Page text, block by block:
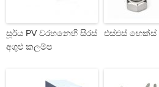
සූර්ය PV වරහනෙහි සිරස්
අගුළු කලම්ප
එස්එස්